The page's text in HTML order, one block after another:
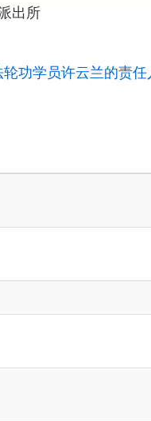
出所
功学员许云兰的责